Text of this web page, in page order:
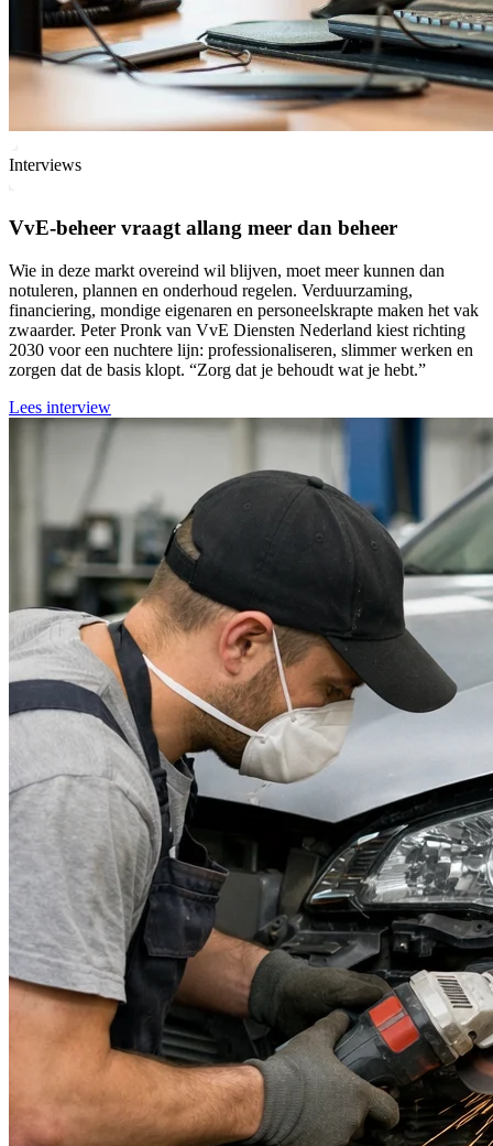
Interviews
VvE-beheer vraagt allang meer dan beheer
Wie in deze markt overeind wil blijven, moet meer kunnen dan
notuleren, plannen en onderhoud regelen. Verduurzaming,
financiering, mondige eigenaren en personeelskrapte maken het vak
zwaarder. Peter Pronk van VvE Diensten Nederland kiest richting
2030 voor een nuchtere lijn: professionaliseren, slimmer werken en
zorgen dat de basis klopt. “Zorg dat je behoudt wat je hebt.”
Lees interview